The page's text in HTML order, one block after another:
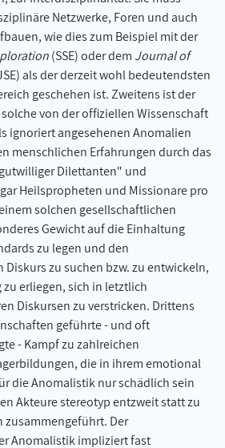
Netzwerke, Foren und auch
wie dies zum Beispiel mit der
(SSE) oder dem Journal of
als der derzeit wohl bedeutendsten
geschehen ist. Zweitens ist der
von der offiziellen Wissenschaft
ignoriert angesehenen Anomalien
menschlichen Erfahrungen durch das
Dilettanten" und
Heilspropheten und Missionare pro
solchen gesellschaftlichen
Gewicht auf die Einhaltung
zu legen und den
zu suchen bzw. zu entwickeln,
erliegen, sich in letztlich
Diskursen zu verstricken. Drittens
geführte - und oft
- Kampf zu zahlreichen
die in ihrem emotional
die Anomalistik nur schädlich sein
Akteure stereotyp entzweit statt zu
Der
Anomalistik impliziert fast